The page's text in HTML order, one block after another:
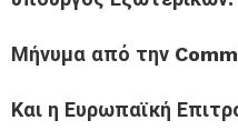
Μήνυμα από την
Και η Ευρωπαϊκή